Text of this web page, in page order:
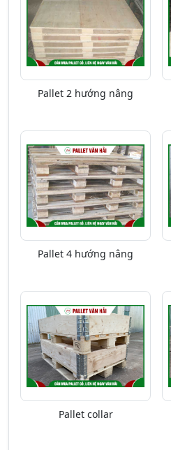
Pallet 2 hướng nâng
Pallet 4 hướng nâng
Pallet collar